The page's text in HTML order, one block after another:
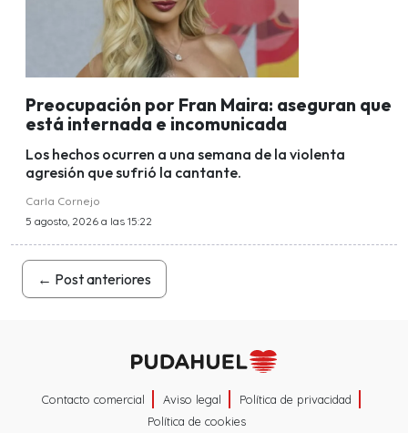
Preocupación por Fran Maira: aseguran que
está internada e incomunicada
Los hechos ocurren a una semana de la violenta
agresión que sufrió la cantante.
Carla Cornejo
5 agosto, 2026 a las 15:22
← Post anteriores
Contacto comercial Aviso legal
Política de privacidad
Política de cookies